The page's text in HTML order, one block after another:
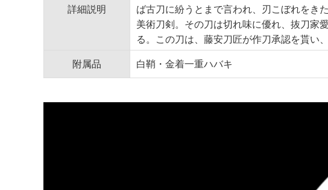
詳細説明
ば古刀に紛うとまで言われ、刃こぼれをき
美術刀剣。その刀は切れ味に優れ、抜刀家
る。この刀は、藤安刀匠が作刀承認を貰い
附属品 白鞘・金着一重ハバキ